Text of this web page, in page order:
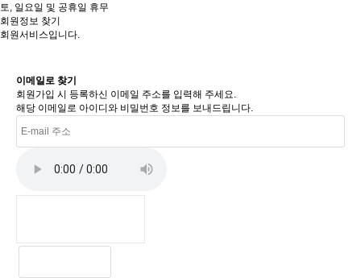
토, 일요일 및 공휴일 휴무
회원정보 찾기
회원서비스입니다.
이메일로 찾기
회원가입 시 등록하신 이메일 주소를 입력해 주세요.
해당 이메일로 아이디와 비밀번호 정보를 보내드립니다.